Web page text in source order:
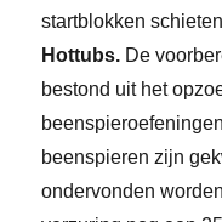
startblokken
Hottubs. De
bestond uit het
beenspieren zijn
ondervonden